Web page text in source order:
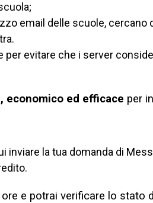
email delle scuole,
evitare che i server
economico ed efficace per
inviare la tua domanda di
e potrai verificare lo stato